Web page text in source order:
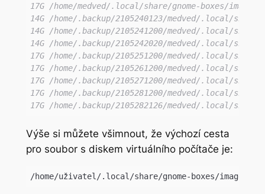
17G /home/medved/.local/share/gnome-boxes/
14G /home/.backup/2105240123/medved/.local/share/
14G /home/.backup/2105241200/medved/.local/share/
14G /home/.backup/2105242020/medved/.local/share/
17G /home/.backup/2105251200/medved/.local/share/
17G /home/.backup/2105261200/medved/.local/share/
17G /home/.backup/2105271200/medved/.local/share/
17G /home/.backup/2105281200/medved/.local/share/
17G /home/.backup/2105282126/medved/.local/share/
Výše si můžete všimnout, že výchozí cesta
pro soubor s diskem virtuálního počítače je:
/home/uživatel/.local/share/gnome-boxes/images/